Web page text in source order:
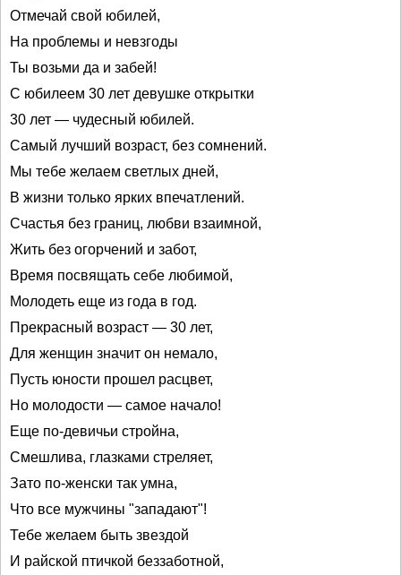
Отмечай свой юбилей,
На проблемы и невзгоды
Ты возьми да и забей!
С юбилеем 30 лет девушке открытки
30 лет — чудесный юбилей.
Самый лучший возраст, без сомнений.
Мы тебе желаем светлых дней,
В жизни только ярких впечатлений.
Счастья без границ, любви взаимной,
Жить без огорчений и забот,
Время посвящать себе любимой,
Молодеть еще из года в год.
Прекрасный возраст — 30 лет,
Для женщин значит он немало,
Пусть юности прошел расцвет,
Но молодости — самое начало!
Еще по-девичьи стройна,
Смешлива, глазками стреляет,
Зато по-женски так умна,
Что все мужчины "западают"!
Тебе желаем быть звездой
И райской птичкой беззаботной,